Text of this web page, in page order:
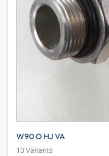
W90 O HJ VA
10 Variants